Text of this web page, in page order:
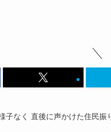
子なく 直後に声かけた住民振